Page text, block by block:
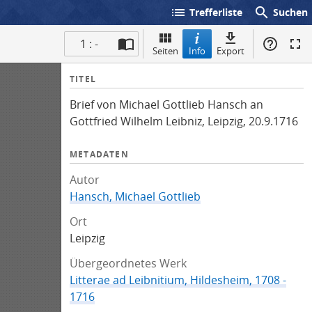
list Trefferliste search Suchen
1 : - Seiten Info Export
I
f
o
TITEL
Brief von Michael Gottlieb Hansch an
Gottfried Wilhelm Leibniz, Leipzig, 20.9.1716
METADATEN
Autor
Hansch, Michael Gottlieb
Ort
Leipzig
Übergeordnetes Werk
Litterae ad Leibnitium, Hildesheim, 1708 -
1716